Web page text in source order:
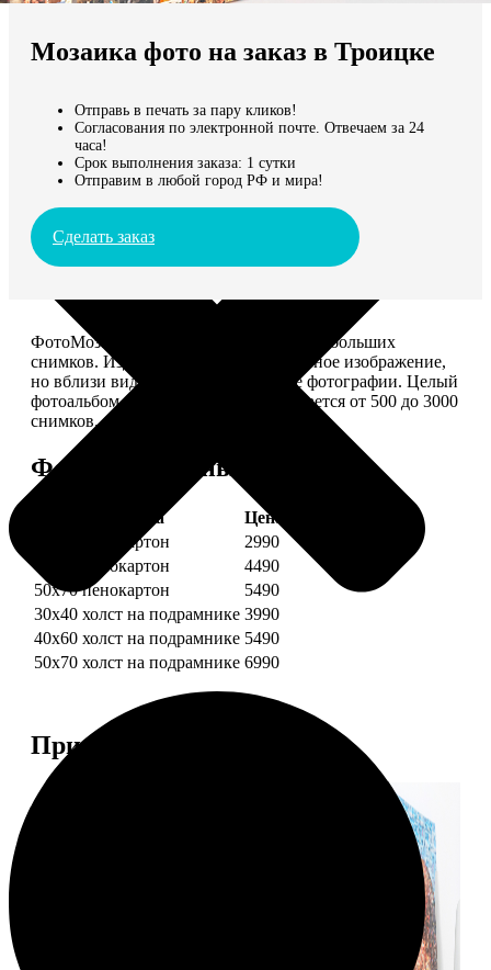
Мы доставляем по всему миру
Продолжить без города
Мозаика фото на заказ в Троицке
Отправь в печать за пару кликов!
Согласования по электронной почте. Отвечаем за 24
часа!
Срок выполнения заказа: 1 сутки
Отправим в любой город РФ и мира!
Сделать заказ
ФотоМозаика – это картина из сотен небольших
снимков. Издалека смотрится как единое изображение,
но вблизи видно, что это отдельные фотографии. Целый
фотоальбом в одной картине: помещается от 500 до 3000
снимков.
Форматы и цены
Услуга
Цена, руб.
30х40 пенокартон
2990
40х60 пенокартон
4490
50х70 пенокартон
5490
30х40 холст на подрамнике 3990
40х60 холст на подрамнике 5490
50х70 холст на подрамнике 6990
Примеры работ